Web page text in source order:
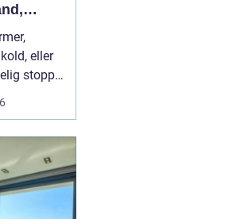
eller
stopper
I Faxe og
de lokale
en
både